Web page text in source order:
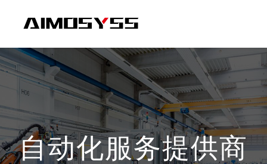
自动化服务提供商